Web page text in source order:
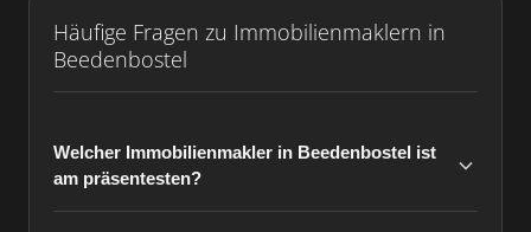
Häufige Fragen zu Immobilienmaklern in
Beedenbostel
Welcher Immobilienmakler in Beedenbostel ist
am präsentesten?